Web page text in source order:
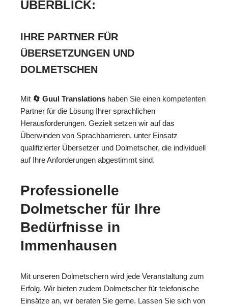
ÜBERBLICK:
IHRE PARTNER FÜR
ÜBERSETZUNGEN UND
DOLMETSCHEN
Mit 🔄 Guul Translations haben Sie einen kompetenten
Partner für die Lösung Ihrer sprachlichen
Herausforderungen. Gezielt setzen wir auf das
Überwinden von Sprachbarrieren, unter Einsatz
qualifizierter Übersetzer und Dolmetscher, die individuell
auf Ihre Anforderungen abgestimmt sind.
Professionelle
Dolmetscher für Ihre
Bedürfnisse in
Immenhausen
Mit unseren Dolmetschern wird jede Veranstaltung zum
Erfolg. Wir bieten zudem Dolmetscher für telefonische
Einsätze an, wir beraten Sie gerne. Lassen Sie sich von